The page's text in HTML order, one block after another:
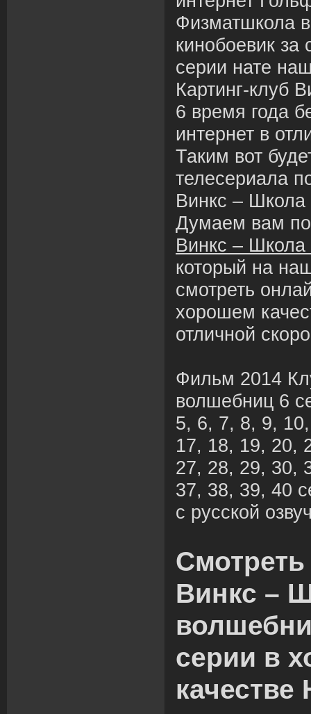
Физматшкола
кинобоевик за
серии нате
Картинг-клуб
6 время года
интернет в
Таким вот
телесериала
Винкс – Школа
Думаем вам
Винкс – Школа
который на
смотреть
хорошем
отличной
Фильм 2014
волшебниц 6
5, 6, 7, 8, 9,
17, 18, 19, 20,
27, 28, 29, 30,
37, 38, 39, 40
с русской
Винкс –
серии в
качестве